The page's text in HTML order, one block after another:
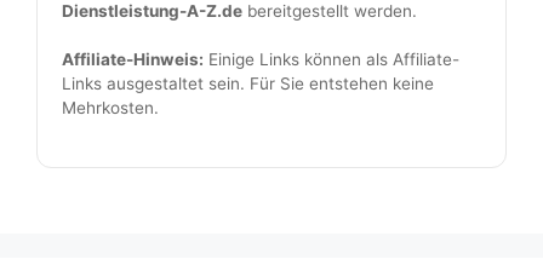
Dienstleistung-A-Z.de bereitgestellt werden.
Affiliate-Hinweis: Einige Links können als Affiliate-
Links ausgestaltet sein. Für Sie entstehen keine
Mehrkosten.